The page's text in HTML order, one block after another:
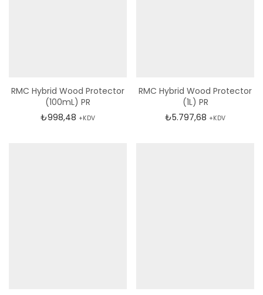
RMC Hybrid Wood Protector
(100mL) PR
₺998,48 +KDV
RMC Hybrid Wood Protector
(1L) PR
₺5.797,68 +KDV